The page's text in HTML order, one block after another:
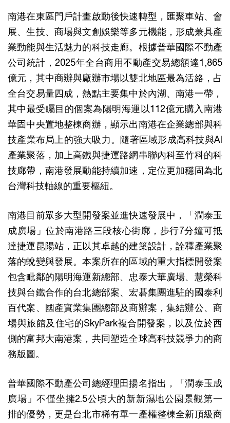
南港在東區門戶計畫啟動後快速轉型，匯聚車站、會
展、生技、商場與文創娛樂等多元機能，形成兼具產
業動能與生活魅力的科技走廊。根據普華國際不動產
公司統計，2025年全台商用不動產交易總額達1,865
億元，其中商辦與廠辦市場以雙北地區最為活絡，占
全台交易量四成，熱點主要集中於內湖、南港一帶，
其中最受矚目的個案為陽明海運以112億元購入南港
華固中央置地整棟商辦，顯示出南港在企業總部與科
技產業布局上的強大吸力。隨著區域形成高科技與AI
產業聚落，加上高鐵與捷運路網串聯內科至竹科的科
技廊帶，南港發展動能持續加速，定位更加穩固為北
台灣科技軸線的重要樞紐。
南港目前眾多大型開發案並進快速發展中，「潤泰玉
成廣場」位於南港路三段核心街廓，步行7分鐘可抵
達捷運昆陽站，正以其卓越的建築設計，詮釋產業聚
落的蛻變與發展。本案所在的區域的重大指標開發案
包含毗鄰的陽明海運新總部、忠泰大華廣場、慧榮科
技與台鐵合作的台北總部案、宏碁集團進駐的國泰利
百代案、國產實業集團總部及商辦案，集結辦公、商
場與旅館及住宅的SkyPark複合開發案，以及位於西
側的富邦大南港案，共同塑造全球高科技競爭力的商
務版圖。
普華國際不動產公司總經理田揚名指出，「潤泰玉成
廣場」不僅坐擁2.5公頃大的新新濕地公園景觀第一
排的優勢，更是台北市稀有單一產權整棟全新頂級商